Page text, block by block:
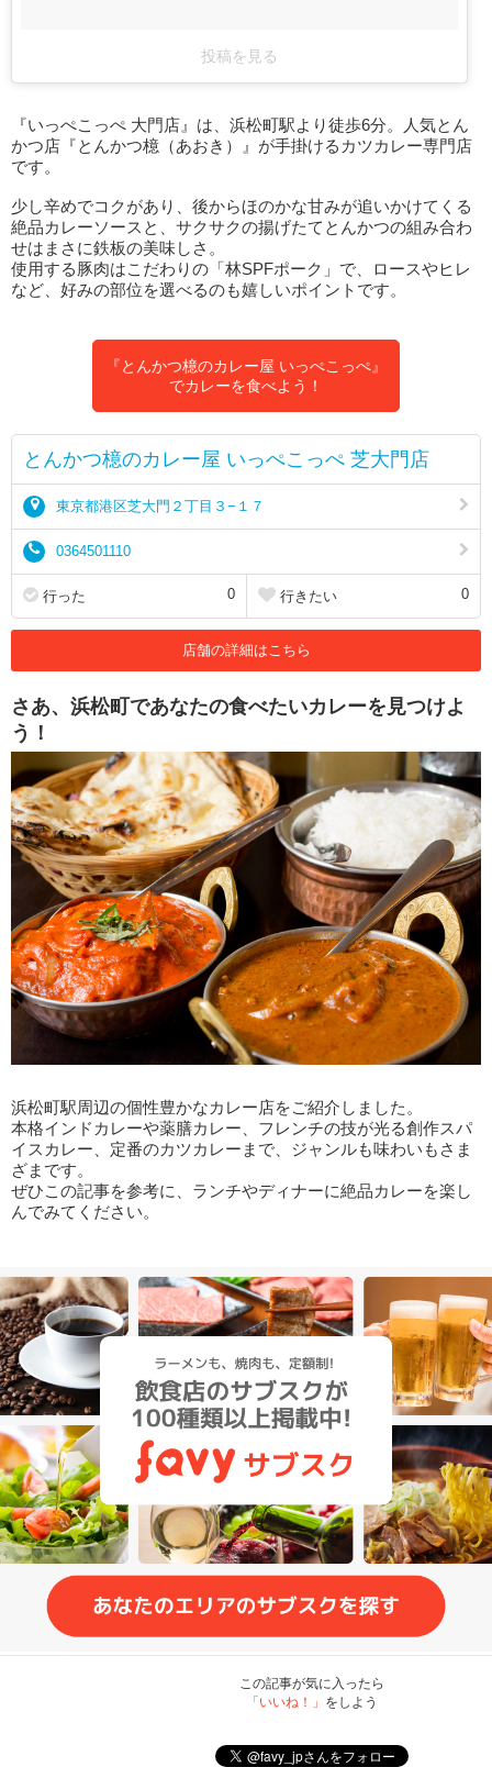
投稿を見る
『いっぺこっぺ 大門店』は、浜松町駅より徒歩6分。人気とん
かつ店『とんかつ檍（あおき）』が手掛けるカツカレー専門店
です。
少し辛めでコクがあり、後からほのかな甘みが追いかけてくる
絶品カレーソースと、サクサクの揚げたてとんかつの組み合わ
せはまさに鉄板の美味しさ。
使用する豚肉はこだわりの「林SPFポーク」で、ロースやヒレ
など、好みの部位を選べるのも嬉しいポイントです。
『とんかつ檍のカレー屋 いっぺこっぺ』
でカレーを食べよう！
とんかつ檍のカレー屋 いっぺこっぺ 芝大門店
東京都港区芝大門２丁目３−１７
0364501110
行った 0 行きたい 0
店舗の詳細はこちら
さあ、浜松町であなたの食べたいカレーを見つけよ
う！
浜松町駅周辺の個性豊かなカレー店をご紹介しました。
本格インドカレーや薬膳カレー、フレンチの技が光る創作スパ
イスカレー、定番のカツカレーまで、ジャンルも味わいもさま
ざまです。
ぜひこの記事を参考に、ランチやディナーに絶品カレーを楽し
んでみてください。
この記事が気に入ったら
「いいね！」 をしよう